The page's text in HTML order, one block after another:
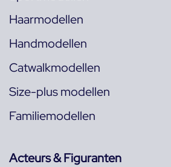
Haarmodellen
Handmodellen
Catwalkmodellen
Size-plus modellen
Familiemodellen
Acteurs & Figuranten